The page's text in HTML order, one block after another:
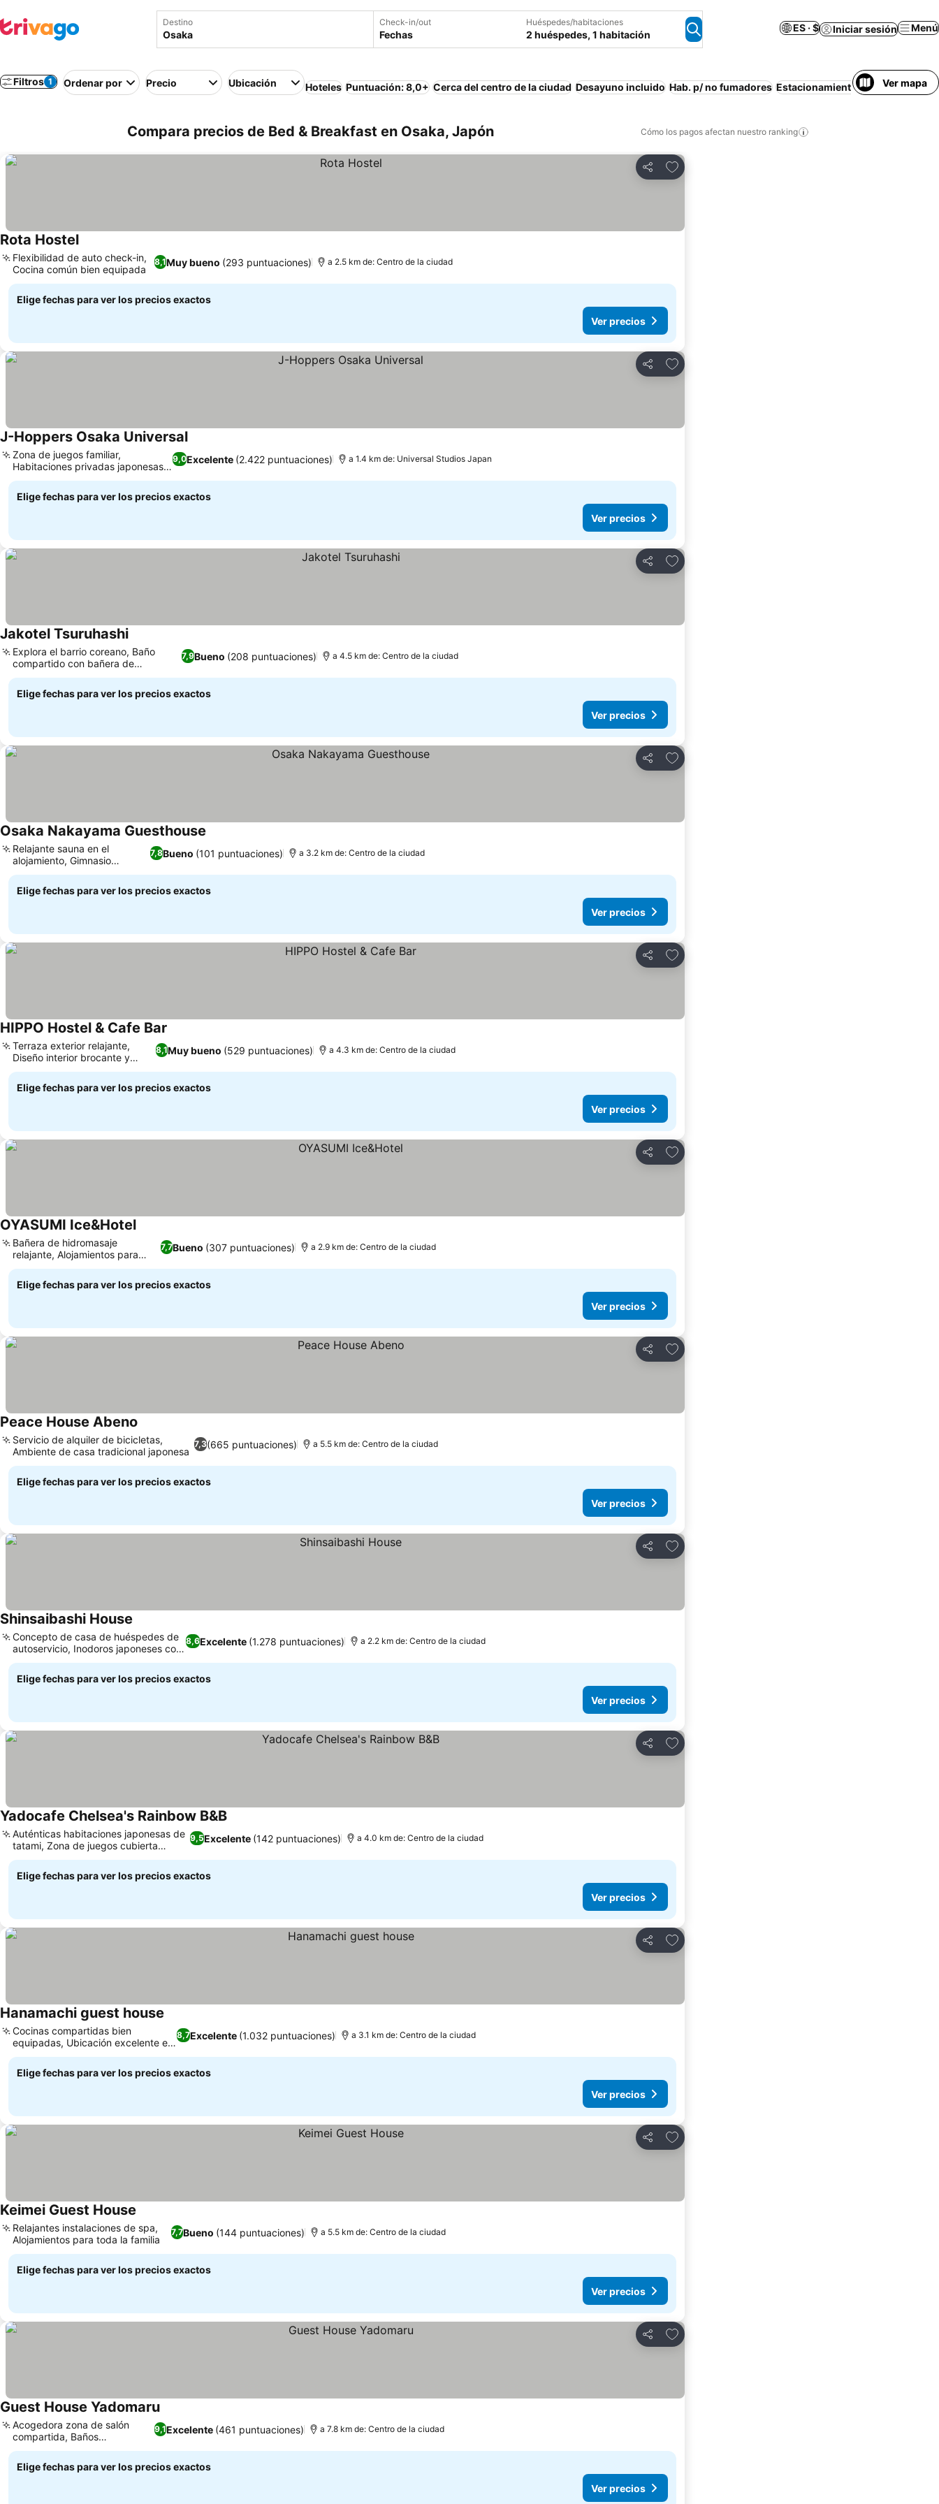
Destino Check-in/out
Fechas
Huéspedes/habitaciones
2 huéspedes, 1 habitación
ES · $ Iniciar sesión Menú
Filtros 1 Ordenar por Precio Ubicación Hoteles Puntuación: 8,0+ Cerca del centro de la ciudad Desayuno incluido Hab. p/ no fumadores Estacionamiento Wifi Ver mapa
Compara precios de Bed & Breakfast en Osaka, Japón Cómo los pagos afectan nuestro ranking
Compartir
Agregar a favoritos
Rota Hostel
8,1Muy bueno (293 puntuaciones)
Flexibilidad de auto check-in,
Cocina común bien equipada
a 2.5 km de: Centro de la ciudad
Elige fechas para ver los precios exactos
Ver precios
Compartir
Agregar a favoritos
J-Hoppers Osaka Universal
9,0Excelente (2.422 puntuaciones)
Zona de juegos familiar,
Habitaciones privadas japonesas
tradicionales
a 1.4 km de: Universal Studios Japan
Elige fechas para ver los precios exactos
Ver precios
Compartir
Agregar a favoritos
Jakotel Tsuruhashi
7,9Bueno (208 puntuaciones)
Explora el barrio coreano, Baño
compartido con bañera de
hidromasaje
a 4.5 km de: Centro de la ciudad
Elige fechas para ver los precios exactos
Ver precios
Compartir
Agregar a favoritos
Osaka Nakayama Guesthouse
7,8Bueno (101 puntuaciones)
Relajante sauna en el
alojamiento, Gimnasio
exclusivo
a 3.2 km de: Centro de la ciudad
Elige fechas para ver los precios exactos
Ver precios
Compartir
Agregar a favoritos
HIPPO Hostel & Cafe Bar
8,1Muy bueno (529 puntuaciones)
Terraza exterior relajante,
Diseño interior brocante y
vintage
a 4.3 km de: Centro de la ciudad
Elige fechas para ver los precios exactos
Ver precios
Compartir
Agregar a favoritos
OYASUMI Ice&Hotel
7,7Bueno (307 puntuaciones)
Bañera de hidromasaje
relajante, Alojamientos para
familias
a 2.9 km de: Centro de la ciudad
Elige fechas para ver los precios exactos
Ver precios
Compartir
Agregar a favoritos
Peace House Abeno
7,3(665 puntuaciones)
Servicio de alquiler de bicicletas,
Ambiente de casa tradicional japonesa
a 5.5 km de: Centro de la ciudad
Elige fechas para ver los precios exactos
Ver precios
Compartir
Agregar a favoritos
Shinsaibashi House
8,6Excelente (1.278 puntuaciones)
Concepto de casa de huéspedes de
autoservicio, Inodoros japoneses con
bidé
a 2.2 km de: Centro de la ciudad
Elige fechas para ver los precios exactos
Ver precios
Compartir
Agregar a favoritos
Yadocafe Chelsea's Rainbow B&B
9,5Excelente (142 puntuaciones)
Auténticas habitaciones japonesas de
tatami, Zona de juegos cubierta
exclusiva
a 4.0 km de: Centro de la ciudad
Elige fechas para ver los precios exactos
Ver precios
Compartir
Agregar a favoritos
Hanamachi guest house
8,7Excelente (1.032 puntuaciones)
Cocinas compartidas bien
equipadas, Ubicación excelente en
Nishi Ward
a 3.1 km de: Centro de la ciudad
Elige fechas para ver los precios exactos
Ver precios
Compartir
Agregar a favoritos
Keimei Guest House
7,7Bueno (144 puntuaciones)
Relajantes instalaciones de spa,
Alojamientos para toda la familia
a 5.5 km de: Centro de la ciudad
Elige fechas para ver los precios exactos
Ver precios
Compartir
Agregar a favoritos
Guest House Yadomaru
9,1Excelente (461 puntuaciones)
Acogedora zona de salón
compartida, Baños
compartidos
a 7.8 km de: Centro de la ciudad
Elige fechas para ver los precios exactos
Ver precios